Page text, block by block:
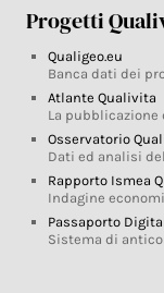
Progetti
Qualigeo.eu
Banca dati dei
Atlante Qualivita
La pubblicazione
Osservatorio
Dati ed analisi
Rapporto Ismea
Indagine
Passaporto
Sistema di